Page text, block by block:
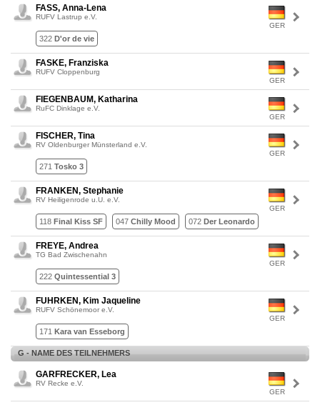
GER
FASS, Anna-Lena
RUFV Lastrup e.V.
322 D'or de vie
GER
FASKE, Franziska
RUFV Cloppenburg
GER
FIEGENBAUM, Katharina
RuFC Dinklage e.V.
GER
FISCHER, Tina
RV Oldenburger Münsterland e.V.
271 Tosko 3
GER
FRANKEN, Stephanie
RV Heiligenrode u.U. e.V.
118 Final Kiss SF 047 Chilly Mood 072 Der Leonardo
GER
FREYE, Andrea
TG Bad Zwischenahn
222 Quintessential 3
GER
FUHRKEN, Kim Jaqueline
RUFV Schönemoor e.V.
171 Kara van Esseborg
G - NAME DES TEILNEHMERS
GER
GARFRECKER, Lea
RV Recke e.V.